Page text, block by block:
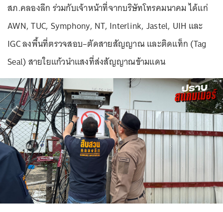
สภ.คลองลึก ร่วมกับเจ้าหน้าที่จากบริษัทโทรคมนาคม ได้แก่
AWN, TUC, Symphony, NT, Interlink, Jastel, UIH และ
IGC ลงพื้นที่ตรวจสอบ–ตัดสายสัญญาณ และติดแท็ก (Tag
Seal) สายใยแก้วนำแสงที่ส่งสัญญาณข้ามแดน